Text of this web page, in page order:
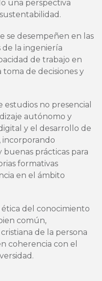
una perspectiva
se desempeñen en las
de la ingeniería
de trabajo en
de decisiones y
no presencial
autónomo y
y el desarrollo de
incorporando
prácticas para
formativas
en el ámbito
del conocimiento
común,
de la persona
coherencia con el